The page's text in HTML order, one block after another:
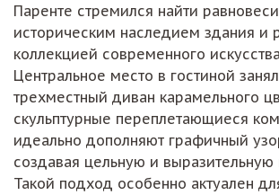
Паренте стремился найти
историческим наследием здания и
коллекцией современного
Центральное место в гостиной
трехместный диван карамельного
скульптурные переплетающиеся
идеально дополняют графичный
создавая цельную и
Такой подход особенно актуален